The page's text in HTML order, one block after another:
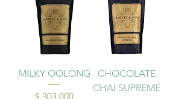
MILKY OOLONG
Precio
$ 303.000
CHOCOLATE
CHAI SUPREME